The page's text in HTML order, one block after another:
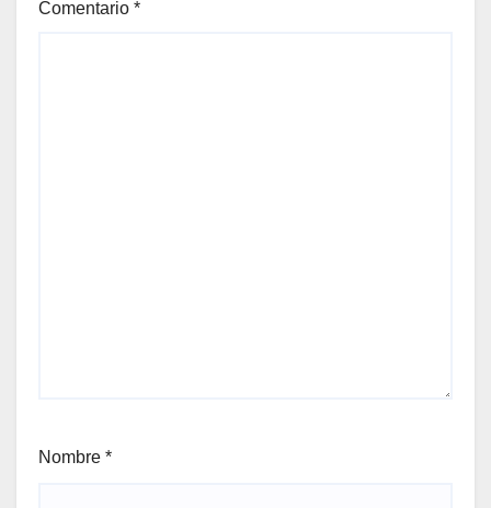
Comentario *
Nombre *